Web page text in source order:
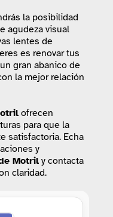
la posibilidad
agudeza visual
lentes de
es renovar tus
gran abanico de
la mejor relación
ofrecen
para que la
satisfactoria. Echa
y
Motril y contacta
claridad.